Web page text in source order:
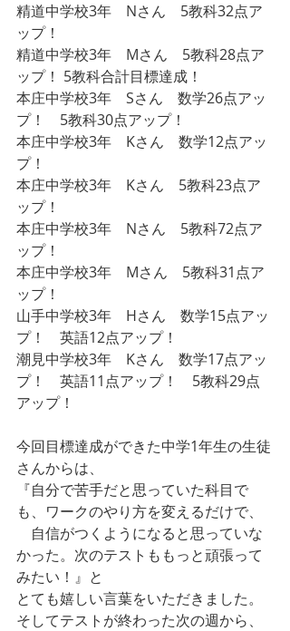
精道中学校3年　Nさん　5教科32点ア
ップ！
精道中学校3年　Mさん　5教科28点ア
ップ！ 5教科合計目標達成！
本庄中学校3年　Sさん　数学26点アッ
プ！    5教科30点アップ！
本庄中学校3年　Kさん　数学12点アッ
プ！
本庄中学校3年　Kさん　5教科23点ア
ップ！
本庄中学校3年　Nさん　5教科72点ア
ップ！
本庄中学校3年　Mさん　5教科31点ア
ップ！
山手中学校3年　Hさん　数学15点アッ
プ！　英語12点アップ！
潮見中学校3年　Kさん　数学17点アッ
プ！　英語11点アップ！　5教科29点
アップ！
今回目標達成ができた中学1年生の生徒
さんからは、
『自分で苦手だと思っていた科目で
も、ワークのやり方を変えるだけで、
自信がつくようになると思っていな
かった。次のテストももっと頑張って
みたい！』と
とても嬉しい言葉をいただきました。
そしてテストが終わった次の週から、